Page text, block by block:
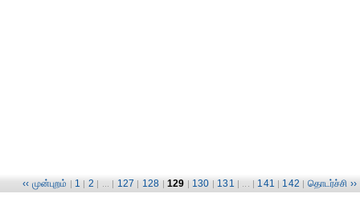
‹‹ முன்புறம் | 1 | 2 | ... | 127 | 128 | 129 | 130 | 131 | ... | 141 | 142 | தொடர்ச்சி ››